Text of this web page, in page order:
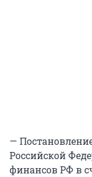
—
Российской
финансов РФ в